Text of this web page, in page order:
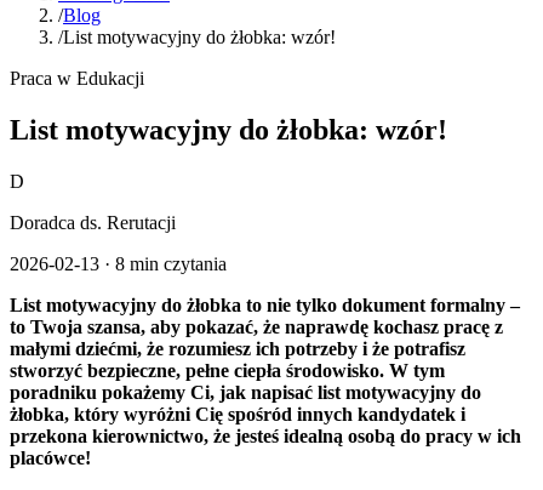
/Blog
/List motywacyjny do żłobka: wzór!
Praca w Edukacji
List motywacyjny do żłobka: wzór!
D
Doradca ds. Rerutacji
2026-02-13 · 8 min czytania
List motywacyjny do żłobka to nie tylko dokument formalny –
to Twoja szansa, aby pokazać, że naprawdę kochasz pracę z
małymi dziećmi, że rozumiesz ich potrzeby i że potrafisz
stworzyć bezpieczne, pełne ciepła środowisko. W tym
poradniku pokażemy Ci, jak napisać list motywacyjny do
żłobka, który wyróżni Cię spośród innych kandydatek i
przekona kierownictwo, że jesteś idealną osobą do pracy w ich
placówce!